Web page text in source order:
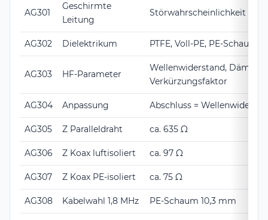
AG301
Geschirmte
Leitung
Störwahrscheinlichkeit
AG302 Dielektrikum PTFE, Voll-PE, PE-Schaum
AG303 HF-Parameter
Wellenwiderstand,
Verkürzungsfaktor
AG304 Anpassung Abschluss =
AG305 Z Paralleldraht ca. 635 Ω
AG306 Z Koax luftisoliert ca. 97 Ω
AG307 Z Koax PE-isoliert ca. 75 Ω
AG308 Kabelwahl 1,8 MHz PE-Schaum 10,3 mm